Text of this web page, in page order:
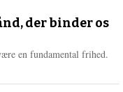
der binder os
en fundamental frihed.